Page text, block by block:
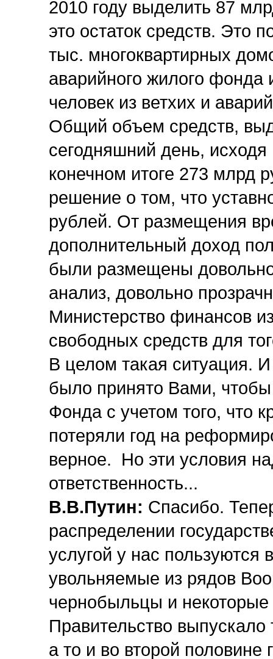
2010 году выделить 87
это остаток средств. Это
тыс. многоквартирных
аварийного жилого фонда
человек из ветхих и
Общий объем средств,
сегодняшний день,
конечном итоге 273 млрд
решение о том, что
рублей. От размещения
дополнительный доход
были размещены
анализ, довольно
Министерство финансов
свободных средств для
В целом такая ситуация.
было принято Вами,
Фонда с учетом того, что
потеряли год на
верное. Но эти условия
ответственность...
В.В.Путин: Спасибо.
распределении
услугой у нас
увольняемые из рядов
чернобыльцы и
Правительство выпускало
а то и во второй